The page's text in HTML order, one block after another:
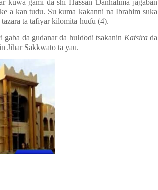
kuwa gami da shi HassanƊanhalima jagaban
a kan tudu. Su kuma kakanni na Ibrahim suka
ta tafiyar kilomita huɗu (4).
gaba da gudanar da hulɗoɗi tsakanin Katsirada
Jihar Sakkwato ta yau.